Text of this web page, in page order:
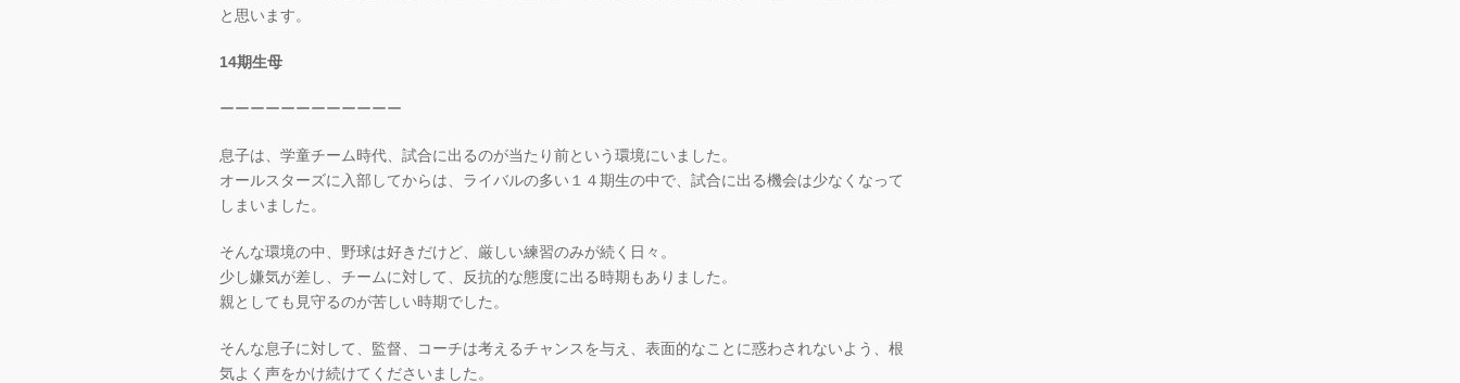
と思います。
14期生母
ーーーーーーーーーーーー
息子は、学童チーム時代、試合に出るのが当たり前という環境にいました。
オールスターズに入部してからは、ライバルの多い１４期生の中で、試合に出る機会は少なくなって
しまいました。
そんな環境の中、野球は好きだけど、厳しい練習のみが続く日々。
少し嫌気が差し、チームに対して、反抗的な態度に出る時期もありました。
親としても見守るのが苦しい時期でした。
そんな息子に対して、監督、コーチは考えるチャンスを与え、表面的なことに惑わされないよう、根
気よく声をかけ続けてくださいました。